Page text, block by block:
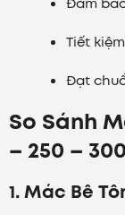
Tiết
Đạt
So Sánh
– 250 – 300
1. Mác Bê